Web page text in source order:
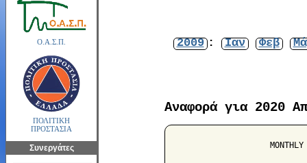
Ο.Α.Σ.Π.
ΠΟΛΙΤΙΚΗ
ΠΡΟΣΤΑΣΙΑ
Συνεργάτες
2009 : Ιαν Φεβ
Αναφορά για 2020